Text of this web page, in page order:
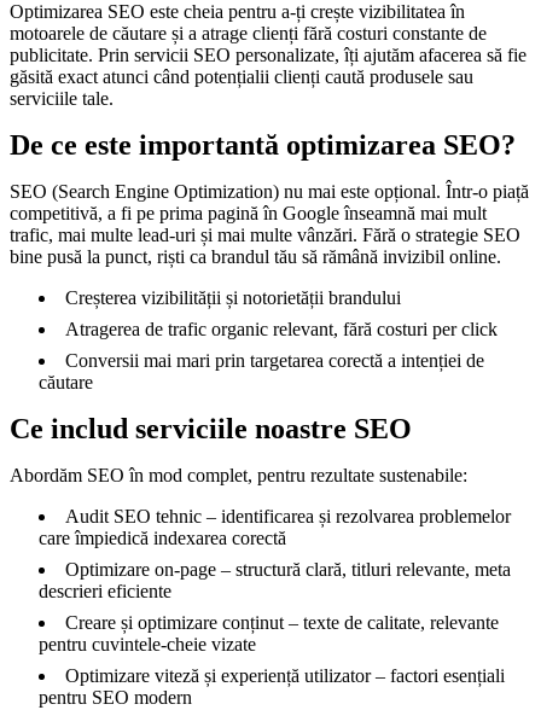
Optimizarea SEO este cheia pentru a-ți crește vizibilitatea în
motoarele de căutare și a atrage clienți fără costuri constante de
publicitate. Prin servicii SEO personalizate, îți ajutăm afacerea să fie
găsită exact atunci când potențialii clienți caută produsele sau
serviciile tale.
De ce este importantă optimizarea SEO?
SEO (Search Engine Optimization) nu mai este opțional. Într-o piață
competitivă, a fi pe prima pagină în Google înseamnă mai mult
trafic, mai multe lead-uri și mai multe vânzări. Fără o strategie SEO
bine pusă la punct, riști ca brandul tău să rămână invizibil online.
Creșterea vizibilității și notorietății brandului
Atragerea de trafic organic relevant, fără costuri per click
Conversii mai mari prin targetarea corectă a intenției de
căutare
Ce includ serviciile noastre SEO
Abordăm SEO în mod complet, pentru rezultate sustenabile:
Audit SEO tehnic – identificarea și rezolvarea problemelor
care împiedică indexarea corectă
Optimizare on-page – structură clară, titluri relevante, meta
descrieri eficiente
Creare și optimizare conținut – texte de calitate, relevante
pentru cuvintele-cheie vizate
Optimizare viteză și experiență utilizator – factori esențiali
pentru SEO modern